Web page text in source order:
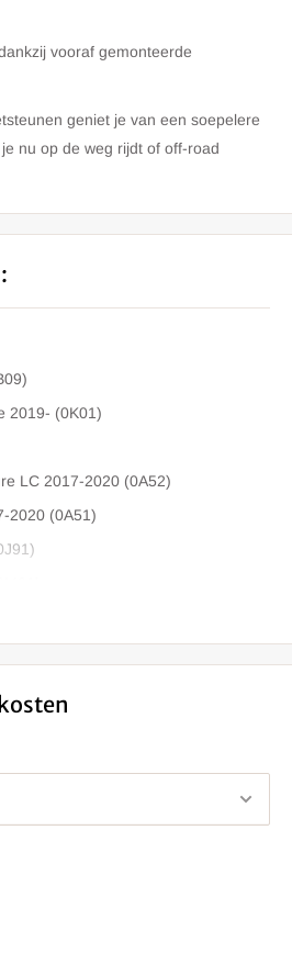
vooraf gemonteerde
geniet je van een soepelere
nu op de weg rijdt of off-road
2019- (0K01)
LC 2017-2020 (0A52)
2020 (0A51)
2018- (0J51)